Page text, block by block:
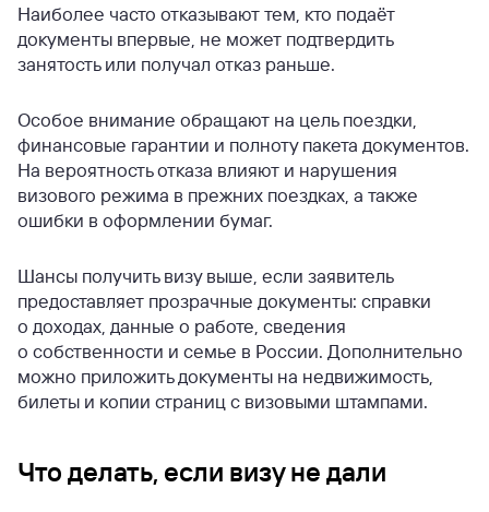
Наиболее часто отказывают тем, кто подаёт
документы впервые, не может подтвердить
занятость или получал отказ раньше.
Особое внимание обращают на цель поездки,
финансовые гарантии и полноту пакета документов.
На вероятность отказа влияют и нарушения
визового режима в прежних поездках, а также
ошибки в оформлении бумаг.
Шансы получить визу выше, если заявитель
предоставляет прозрачные документы: справки
о доходах, данные о работе, сведения
о собственности и семье в России. Дополнительно
можно приложить документы на недвижимость,
билеты и копии страниц с визовыми штампами.
Что делать, если визу не дали